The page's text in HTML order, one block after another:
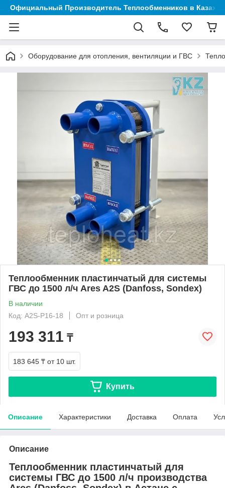
Официальный Производитель Теплообменников в
Оборудование для отопления, вентиляции и ГВС
Теплообменник пластинчатый для системы
ГВС до 1500 л/ч Ares A2S (Danfoss, Sondex)
В наличии
Код: A2S-P16-18
Опт и розница
193 311 ₸
183 645 ₸ от 10 шт.
Купить
Описание Характеристики Доставка Оплата
Описание
Теплообменник пластинчатый для
системы ГВС до 1500 л/ч производства